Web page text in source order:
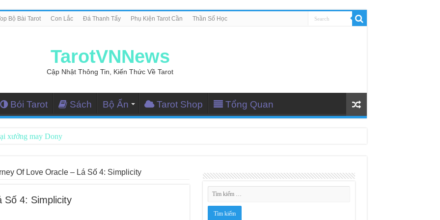
Bộ Bài Tarot Con Lắc Đá Thanh Tẩy Phụ Kiện Tarot Cần Thần Số Học
TarotVNNews
Cập Nhật Thông Tin, Kiến Thức Về Tarot
Bói Tarot Sách Bộ Ẩn Tarot Shop Tổng Quan
xưởng may Dony
Kết Nối Với Thế Giới Tâm Linh
– Lá Số 70: Heaven
Of Love Oracle – Lá Số 4: Simplicity
Số 4: Simplicity